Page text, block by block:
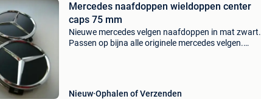
Mercedes naafdoppen wieldoppen center
caps 75 mm
Nieuwe mercedes velgen naafdoppen in mat zwart.
Passen op bijna alle originele mercedes velgen.
Nieuw Ophalen of Verzenden